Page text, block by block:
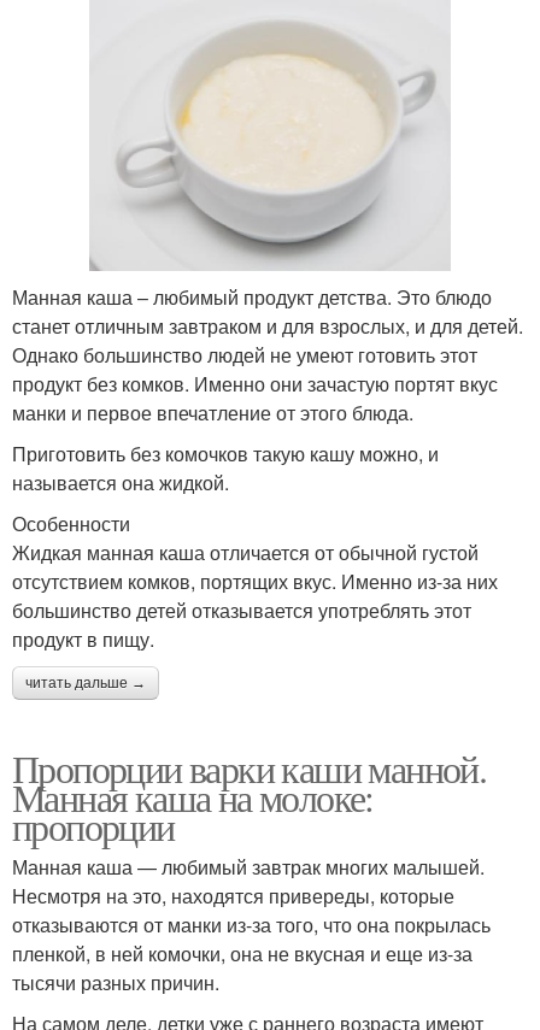
Манная каша – любимый продукт детства. Это блюдо
станет отличным завтраком и для взрослых, и для детей.
Однако большинство людей не умеют готовить этот
продукт без комков. Именно они зачастую портят вкус
манки и первое впечатление от этого блюда.
Приготовить без комочков такую кашу можно, и
называется она жидкой.
Особенности
Жидкая манная каша отличается от обычной густой
отсутствием комков, портящих вкус. Именно из-за них
большинство детей отказывается употреблять этот
продукт в пищу.
читать дальше →
Пропорции варки каши манной.
Манная каша на молоке:
пропорции
Манная каша — любимый завтрак многих малышей.
Несмотря на это, находятся привереды, которые
отказываются от манки из-за того, что она покрылась
пленкой, в ней комочки, она не вкусная и еще из-за
тысячи разных причин.
На самом деле, детки уже с раннего возраста имеют